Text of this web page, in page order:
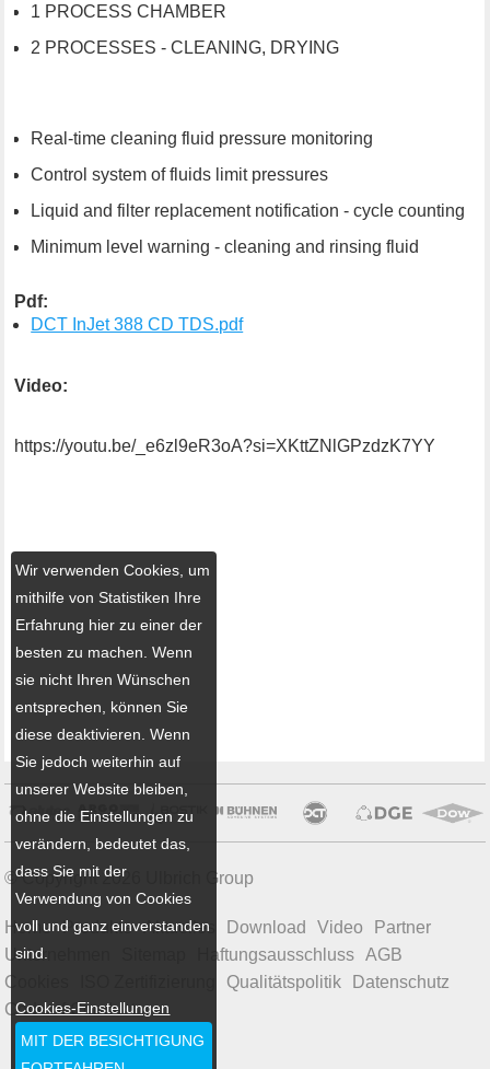
1 PROCESS CHAMBER
2 PROCESSES - CLEANING, DRYING
Real-time cleaning fluid pressure monitoring
Control system of fluids limit pressures
Liquid and filter replacement notification - cycle counting
Minimum level warning - cleaning and rinsing fluid
Pdf:
DCT InJet 388 CD TDS.pdf
Video:
https://youtu.be/_e6zl9eR3oA?si=XKttZNlGPzdzK7YY
© Copyright 2026 Ulbrich Group
Home Produkte Aktuelles Download Video
Partner
Unternehmen
Haftungsausschluss
AGB
Cookies
Qualitätspolitik
Datenschutz
Code of Conduct
Wir verwenden Cookies, um
mithilfe von Statistiken Ihre
Erfahrung hier zu einer der
besten zu machen. Wenn
sie nicht Ihren Wünschen
entsprechen, können Sie
diese deaktivieren. Wenn
Sie jedoch weiterhin auf
unserer Website bleiben,
ohne die Einstellungen zu
verändern, bedeutet das,
dass Sie mit der
Verwendung von Cookies
voll und ganz einverstanden
sind.
Cookies-Einstellungen
MIT DER BESICHTIGUNG